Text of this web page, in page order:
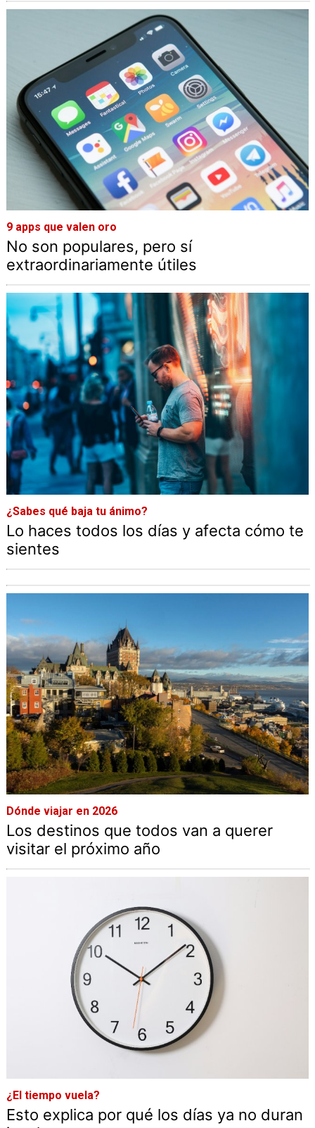
9 apps que valen oro
No son populares, pero sí
extraordinariamente útiles
¿Sabes qué baja tu ánimo?
Lo haces todos los días y afecta cómo te
sientes
Dónde viajar en 2026
Los destinos que todos van a querer
visitar el próximo año
¿El tiempo vuela?
Esto explica por qué los días ya no duran